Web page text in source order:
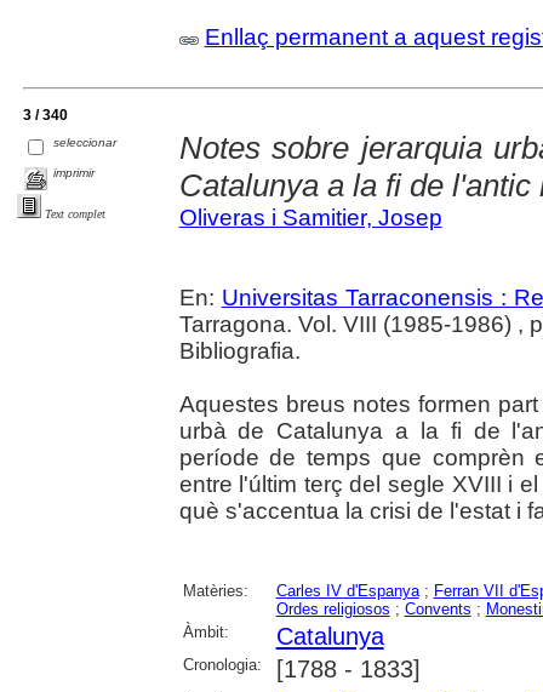
Enllaç permanent a aquest
3 / 340
seleccionar
imprimir
Text complet
Notes sobre jerarquia
Catalunya a la fi de l'antic
Oliveras i Samitier, Josep
En: Universitas Tarraconensis :
Tarragona. Vol. VIII (1985-1986) ,
Bibliografia.
Aquestes breus notes formen
urbà de Catalunya a la fi de
període de temps que comprèn
entre l'últim terç del segle XVIII i
què s'accentua la crisi de l'estat i
Matèries: Carles IV d'Espanya; Ferran VII
Ordes religiosos ; Convents ;
Àmbit:
Catalunya
Cronologia: [1788 - 1833]